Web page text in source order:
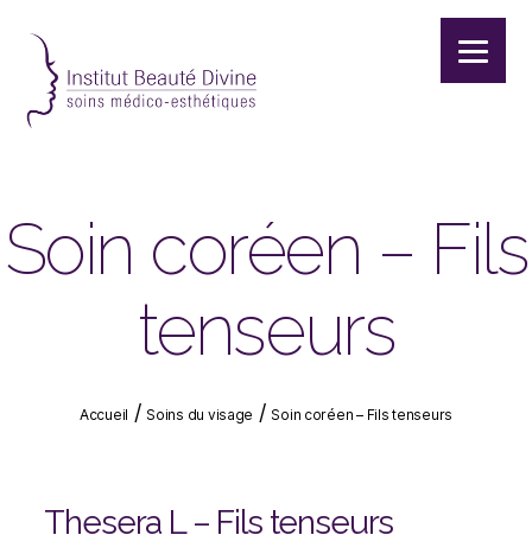
|
Institut
de
corps
Soin coréen – Fils
tenseurs
Accueil / Soins du visage / Soin coréen – Fils tenseurs
Thesera L – Fils tenseurs